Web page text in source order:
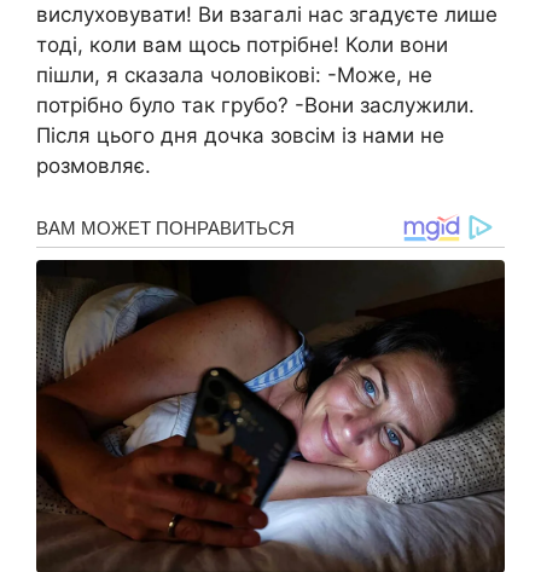
вислуховувати! Ви взагалі нас згадуєте лише
тоді, коли вам щось потрібне! Коли вони
пішли, я сказала чоловікові: -Може, не
потрібно було так грубо? -Вони заслужили.
Після цього дня дочка зовсім із нами не
розмовляє.